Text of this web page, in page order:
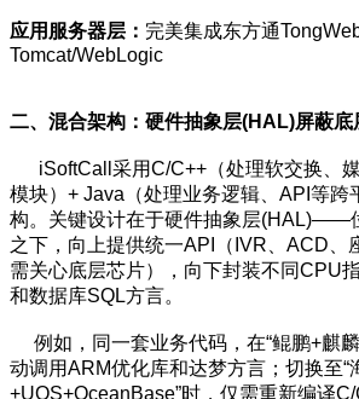
应用服务器层： 完美集成东方通
Tomcat/WebLogic
二、混合架构：硬件抽象层(HAL)屏蔽底
iSoftCall采用C/C++（处理软交换、
模块）+ Java（处理业务逻辑、API等跨
构。关键设计在于硬件抽象层(HAL)——
之下，向上提供统一API（IVR、ACD、
需关心底层芯片），向下封装不同CPU
和数据库SQL方言。
例如，同一套业务代码，在“鲲鹏+麒
动调用ARM优化库和达梦方言；切换至“
+UOS+OceanBase”时，仅需重新编译